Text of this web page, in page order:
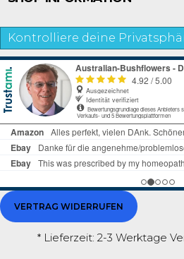
Kontrolliere deine
VERTRAG WIDERRUFEN
* Lieferzeit: 2-3 Werktage